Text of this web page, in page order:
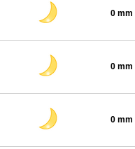
0 mm
0 mm
0 mm